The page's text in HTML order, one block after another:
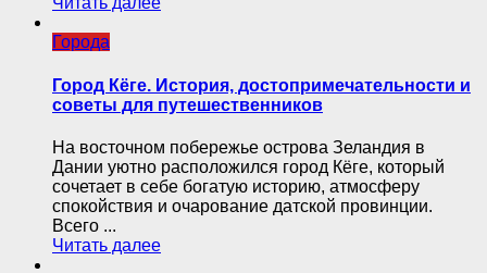
Города
Город Кёге. История, достопримечательности и
советы для путешественников
На восточном побережье острова Зеландия в
Дании уютно расположился город Кёге, который
сочетает в себе богатую историю, атмосферу
спокойствия и очарование датской провинции.
Всего ...
Читать далее